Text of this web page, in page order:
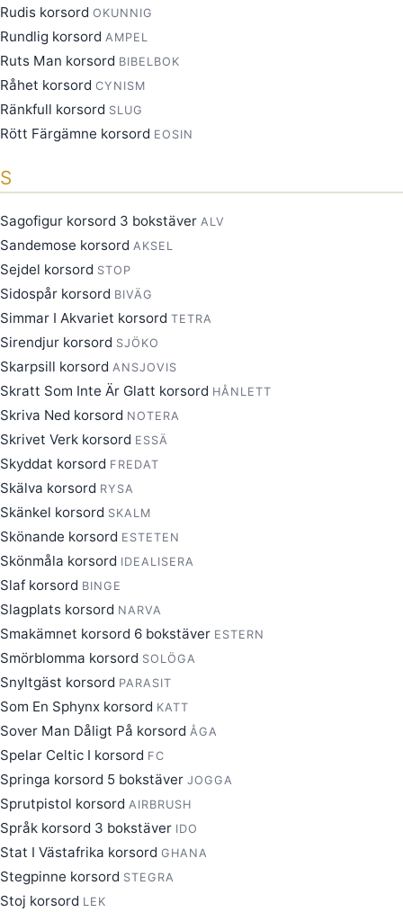
Rudis korsord OKUNNIG
Rundlig korsord AMPEL
Ruts Man korsord BIBELBOK
Råhet korsord CYNISM
Ränkfull korsord SLUG
Rött Färgämne korsord EOSIN
S
Sagofigur korsord 3 bokstäver ALV
Sandemose korsord AKSEL
Sejdel korsord STOP
Sidospår korsord BIVÄG
Simmar I Akvariet korsord TETRA
Sirendjur korsord SJÖKO
Skarpsill korsord ANSJOVIS
Skratt Som Inte Är Glatt korsord HÅNLETT
Skriva Ned korsord NOTERA
Skrivet Verk korsord ESSÄ
Skyddat korsord FREDAT
Skälva korsord RYSA
Skänkel korsord SKALM
Skönande korsord ESTETEN
Skönmåla korsord IDEALISERA
Slaf korsord BINGE
Slagplats korsord NARVA
Smakämnet korsord 6 bokstäver ESTERN
Smörblomma korsord SOLÖGA
Snyltgäst korsord PARASIT
Som En Sphynx korsord KATT
Sover Man Dåligt På korsord ÅGA
Spelar Celtic I korsord FC
Springa korsord 5 bokstäver JOGGA
Sprutpistol korsord AIRBRUSH
Språk korsord 3 bokstäver IDO
Stat I Västafrika korsord GHANA
Stegpinne korsord STEGRA
Stoj korsord LEK